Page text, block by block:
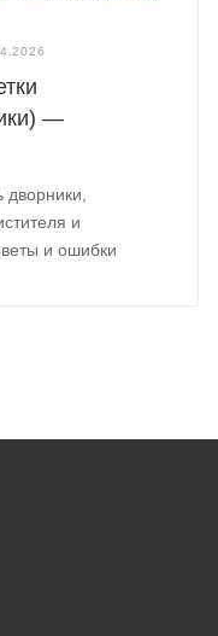
—
дворники,
и
и ошибки